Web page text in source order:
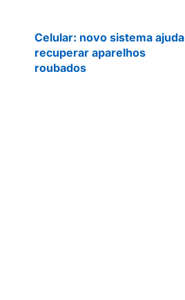
Celular: novo sistema ajuda
recuperar aparelhos
roubados